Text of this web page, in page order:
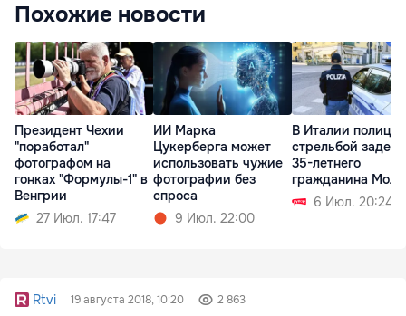
Похожие новости
Президент Чехии
"поработал"
фотографом на
гонках "Формулы-1" в
Венгрии
27 Июл. 17:47
ИИ Марка
Цукерберга может
использовать чужие
фотографии без
спроса
9 Июл. 22:00
В Италии
стрельбой
35-летнего
гражданина
6 Июл. 20:24
Rtvi 19 августа 2018, 10:20 2 863